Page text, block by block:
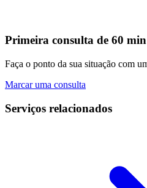
Primeira consulta de 60
Faça o ponto da sua situação com
Marcar uma consulta
Serviços relacionados